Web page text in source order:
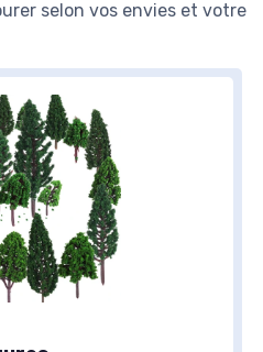
selon vos envies et votre